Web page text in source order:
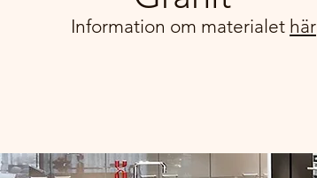
Information om materialet här